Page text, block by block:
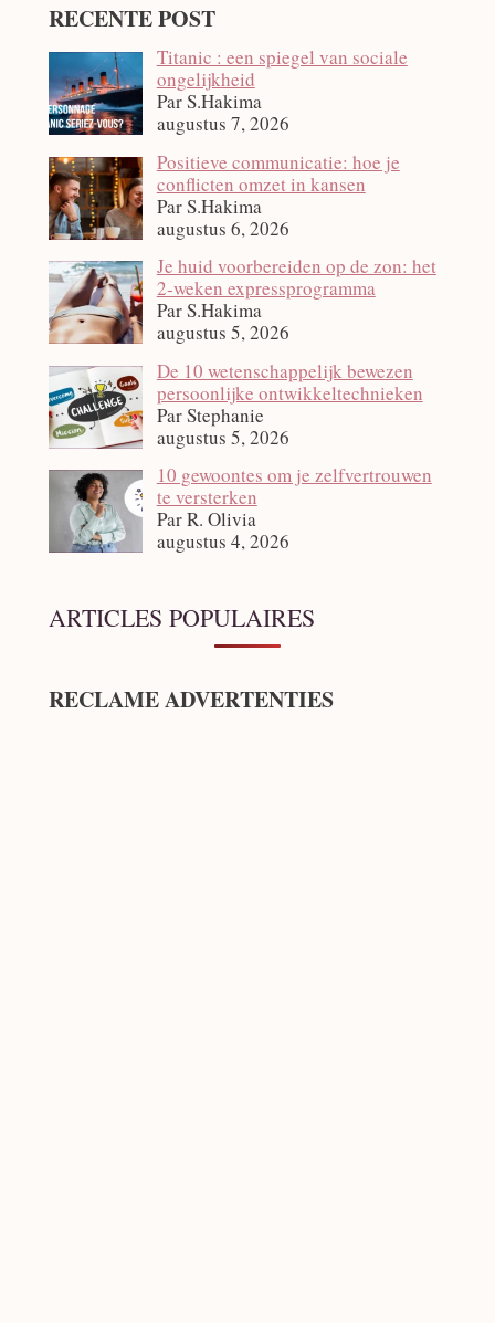
RECENTE POST
Titanic : een spiegel van sociale
ongelijkheid
Par S.Hakima
augustus 7, 2026
Positieve communicatie: hoe je
conflicten omzet in kansen
Par S.Hakima
augustus 6, 2026
Je huid voorbereiden op de zon: het
2‑weken expressprogramma
Par S.Hakima
augustus 5, 2026
De 10 wetenschappelijk bewezen
persoonlijke ontwikkeltechnieken
Par Stephanie
augustus 5, 2026
10 gewoontes om je zelfvertrouwen
te versterken
Par R. Olivia
augustus 4, 2026
ARTICLES POPULAIRES
RECLAME ADVERTENTIES